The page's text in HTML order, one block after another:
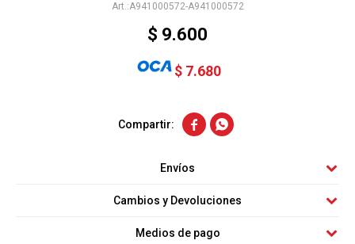
A941000572-A941000572
$ 9.600
$ 7.680
 
Envíos
Cambios y Devoluciones
Medios de pago